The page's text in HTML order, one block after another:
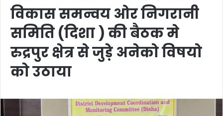
विकास समन्वय ओर निगरानी
समिति (दिशा ) की बैठक मे
रुद्रपुर क्षेत्र से जुड़े अनेको विषयो
को उठाया